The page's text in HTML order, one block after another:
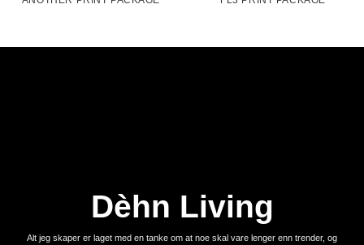
Dèhn Living
Alt jeg skaper er laget med en tanke om at noe skal vare lenger enn trender, og